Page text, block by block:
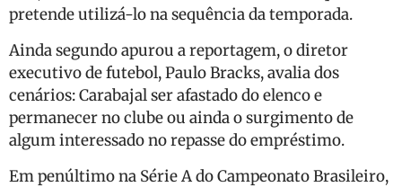
pretende utilizá-lo na sequência da temporada.
Ainda segundo apurou a reportagem, o diretor
executivo de futebol, Paulo Bracks, avalia dos
cenários: Carabajal ser afastado do elenco e
permanecer no clube ou ainda o surgimento de
algum interessado no repasse do empréstimo.
Em penúltimo na Série A do Campeonato Brasileiro,